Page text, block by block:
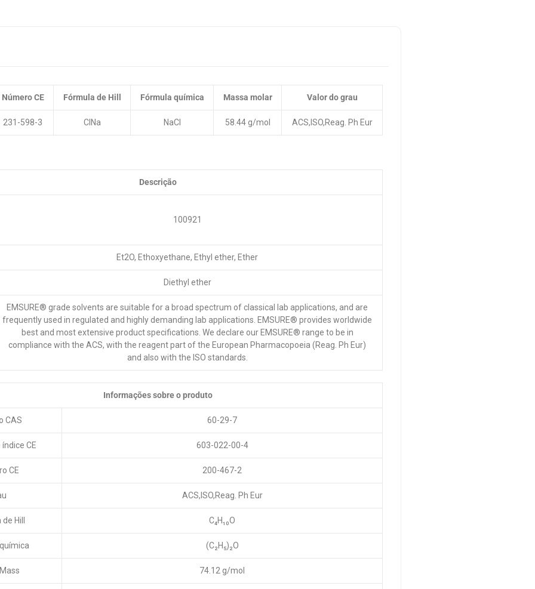
Número CE Fórmula de Hill Fórmula química Massa molar Valor do grau
231-598-3 ClNa NaCl 58.44 g/mol ACS,ISO,Reag. Ph Eur
Descrição
100921
Et2O, Ethoxyethane, Ethyl ether, Ether
Diethyl ether
EMSURE® grade solvents are suitable for a broad spectrum of classical lab applications, and are
frequently used in regulated and highly demanding lab applications. EMSURE® provides worldwide
best and most extensive product specifications. We declare our EMSURE® range to be in
compliance with the ACS, with the reagent part of the European Pharmacopoeia (Reag. Ph Eur)
and also with the ISO standards.
Informações sobre o produto
CAS 60-29-7
CE 603-022-00-4
CE 200-467-2
ACS,ISO,Reag. Ph Eur
Hill C₄H₁₀O
(C₂H₅)₂O
74.12 g/mol